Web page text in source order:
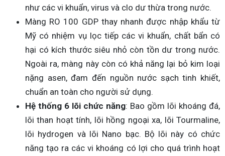
như các vi khuẩn, virus và clo dư thừa trong nước.
Màng RO 100 GDP thay nhanh được nhập khẩu từ
Mỹ có nhiệm vụ lọc tiếp các vi khuẩn, chất bẩn có
hại có kích thước siêu nhỏ còn tồn dư trong nước.
Ngoài ra, màng này còn có khả năng lại bỏ kim loại
nặng asen, đam đến nguồn nước sạch tinh khiết,
chuẩn an toàn cho người sử dụng.
Hệ thống 6 lõi chức năng: Bao gồm lõi khoáng đá,
lõi than hoạt tính, lõi hồng ngoại xa, lõi Tourmaline,
lõi hydrogen và lõi Nano bạc. Bộ lõi này có chức
năng tạo ra các vi khoáng có lợi cho quá trình hoạt